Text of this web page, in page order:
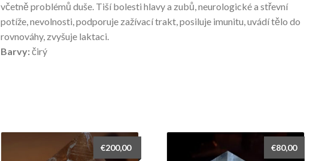
včetně problémů duše. Tiší bolesti hlavy a zubů, neurologické a střevní
potíže, nevolnosti, podporuje zažívací trakt, posiluje imunitu, uvádí tělo do
rovnováhy, zvyšuje laktaci.
Barvy:čirý
€200,00 €80,00